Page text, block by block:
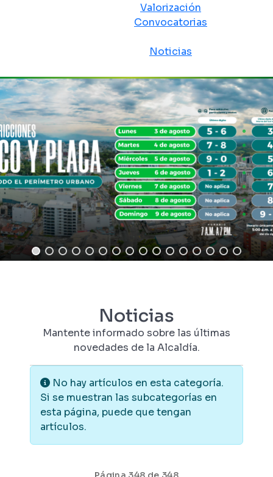
Valorización
Convocatorias
Noticias
Noticias
Mantente informado sobre las últimas
novedades de la Alcaldía.
Información
No hay artículos en esta categoría.
Si se muestran las subcategorías en
esta página, puede que tengan
artículos.